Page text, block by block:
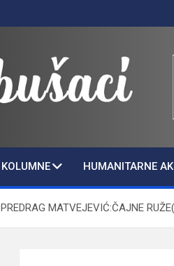
KOLUMNE HUMANITARNE
PREDRAG MATVEJEVIĆ:ČAJNE